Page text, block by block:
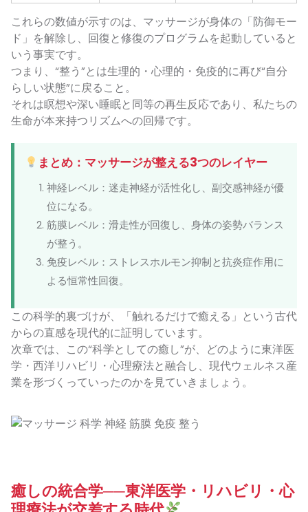
これらの数値が示すのは、マッサージが身体の「防御モー
ド」を解除し、回復と修復のプログラムを起動していると
いう事実です。
つまり、“整う”とは生理的・心理的・免疫的に再び“自分
らしい状態”に戻ること。
それは瞑想や深い睡眠と同等の再生反応であり、私たちの
生命が本来持つリズムへの回帰です。
まとめ：マッサージが整える3つのレイヤー
神経レベル：迷走神経が活性化し、副交感神経が優
位になる。
筋膜レベル：滑走性が回復し、身体の姿勢バランス
が整う。
免疫レベル：ストレスホルモン抑制と抗炎症作用に
よる恒常性回復。
この科学的裏づけが、「触れるだけで癒える」という古代
からの直感を現代的に証明しています。
次章では、この“科学としての癒し”が、どのように東洋医
学・西洋リハビリ・心理療法と融合し、現代ウェルネス産
業を形づくっていったのかを見ていきましょう。
癒しの統合学──東洋医学・リハビリ・心